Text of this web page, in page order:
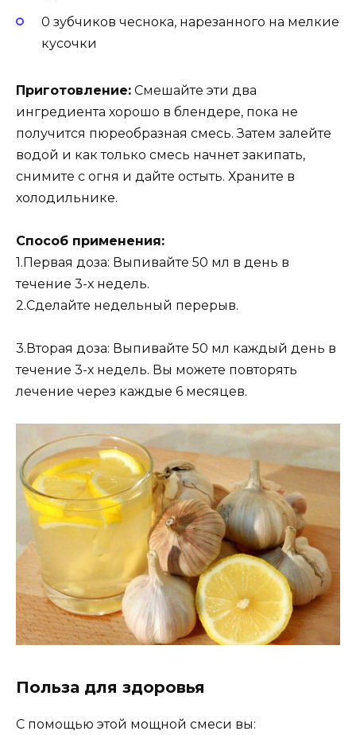
0 зубчиков чеснока, нарезанного на мелкие
кусочки
Приготовление: Смешайте эти два
ингредиента хорошо в блендере, пока не
получится пюреобразная смесь. Затем залейте
водой и как только смесь начнет закипать,
снимите с огня и дайте остыть. Храните в
холодильнике.
Способ применения:
1.Первая доза: Выпивайте 50 мл в день в
течение 3-х недель.
2.Сделайте недельный перерыв.
3.Вторая доза: Выпивайте 50 мл каждый день в
течение 3-х недель. Вы можете повторять
лечение через каждые 6 месяцев.
Польза для здоровья
С помощью этой мощной смеси вы: